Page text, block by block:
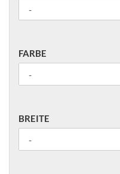
FARBE
FARBE
BREITE
BREITE